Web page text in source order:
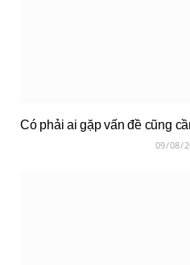
Có phải ai gặp vấn đề cũng
09/08/